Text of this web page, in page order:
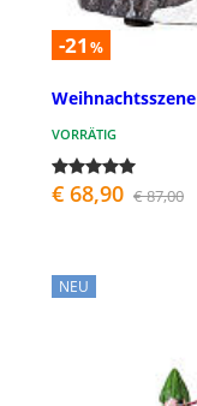
-21 %
VORRÄTIG
€ 68,90 € 87,00
NEU